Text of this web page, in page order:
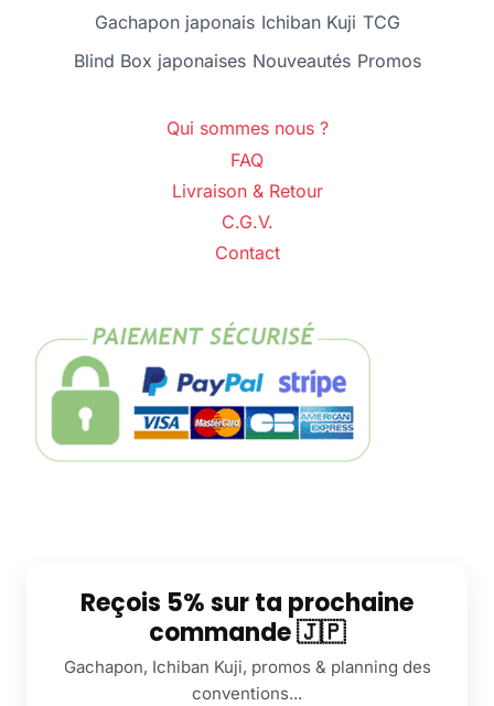
Gachapon japonais Ichiban Kuji TCG
Blind Box japonaises Nouveautés Promos
Qui sommes nous ?
FAQ
Livraison & Retour
C.G.V.
Contact
Reçois 5% sur ta prochaine
commande 🇯🇵
Gachapon, Ichiban Kuji, promos & planning des
conventions...